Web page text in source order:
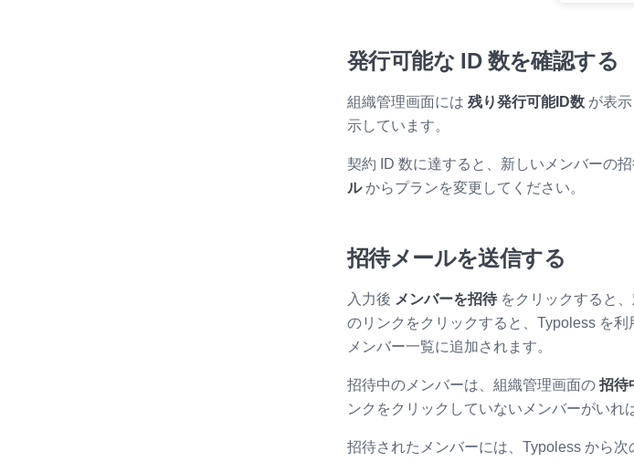
発行可能な ID 数を確認する
組織管理画面には 残り発行可能ID数 が表
示しています。
契約 ID 数に達すると、新しいメンバーの
ルからプランを変更してください。
招待メールを送信する
入力後 メンバーを招待をクリックすると
のリンクをクリックすると、Typoless を
メンバー一覧に追加されます。
招待中のメンバーは、組織管理画面の 招待
ンクをクリックしていないメンバーがいれ
招待されたメンバーには、Typoless から